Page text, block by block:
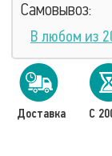
Самовывоз:
В любом из
Доставка С